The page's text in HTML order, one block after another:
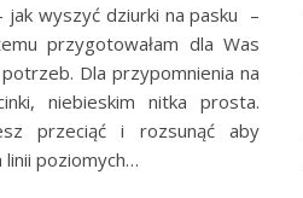
wyszyć dziurki na pasku –
przygotowałam dla Was
Dla przypomnienia na
niebieskim nitka prosta.
przeciąć i rozsunąć aby
poziomych…